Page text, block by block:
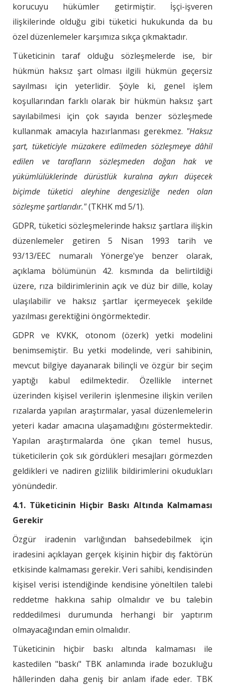
korucuyu hükümler getirmiştir. İşçi-işveren
ilişkilerinde olduğu gibi tüketici hukukunda da bu
özel düzenlemeler karşımıza sıkça çıkmaktadır.
Tüketicinin taraf olduğu sözleşmelerde ise, bir
hükmün haksız şart olması ilgili hükmün geçersiz
sayılması için yeterlidir. Şöyle ki, genel işlem
koşullarından farklı olarak bir hükmün haksız şart
sayılabilmesi için çok sayıda benzer sözleşmede
kullanmak amacıyla hazırlanması gerekmez. "Haksız
şart, tüketiciyle müzakere edilmeden sözleşmeye dâhil
edilen ve tarafların sözleşmeden doğan hak ve
yükümlülüklerinde dürüstlük kuralına aykırı düşecek
biçimde tüketici aleyhine dengesizliğe neden olan
sözleşme şartlarıdır."(TKHK md 5/1).
GDPR, tüketici sözleşmelerinde haksız şartlara ilişkin
düzenlemeler getiren 5 Nisan 1993 tarih ve
93/13/EEC numaralı Yönerge'ye benzer olarak,
açıklama bölümünün 42. kısmında da belirtildiği
üzere, rıza bildirimlerinin açık ve düz bir dille, kolay
ulaşılabilir ve haksız şartlar içermeyecek şekilde
yazılması gerektiğini öngörmektedir.
GDPR ve KVKK, otonom (özerk) yetki modelini
benimsemiştir. Bu yetki modelinde, veri sahibinin,
mevcut bilgiye dayanarak bilinçli ve özgür bir seçim
yaptığı kabul edilmektedir. Özellikle internet
üzerinden kişisel verilerin işlenmesine ilişkin verilen
rızalarda yapılan araştırmalar, yasal düzenlemelerin
yeteri kadar amacına ulaşamadığını göstermektedir.
Yapılan araştırmalarda öne çıkan temel husus,
tüketicilerin çok sık gördükleri mesajları görmezden
geldikleri ve nadiren gizlilik bildirimlerini okudukları
yönündedir.
4.1. Tüketicinin Hiçbir Baskı Altında Kalmaması
Gerekir
Özgür iradenin varlığından bahsedebilmek için
iradesini açıklayan gerçek kişinin hiçbir dış faktörün
etkisinde kalmaması gerekir. Veri sahibi, kendisinden
kişisel verisi istendiğinde kendisine yöneltilen talebi
reddetme hakkına sahip olmalıdır ve bu talebin
reddedilmesi durumunda herhangi bir yaptırım
olmayacağından emin olmalıdır.
Tüketicinin hiçbir baskı altında kalmaması ile
kastedilen "baskı" TBK anlamında irade bozukluğu
hâllerinden daha geniş bir anlam ifade eder. TBK